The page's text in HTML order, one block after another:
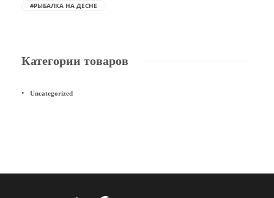
#РЫБАЛКА НА ДЕСНЕ
Категории товаров
Uncategorized